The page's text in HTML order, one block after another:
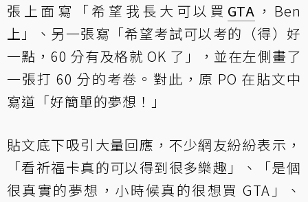
張上面寫「希望我長大可以買 GTA ，Ben
上」、另一張寫「希望考試可以考的（得）好
一點，60 分有及格就 OK 了」，並在左側畫了
一張打 60 分的考卷。對此，原 PO 在貼文中
寫道「好簡單的夢想！」
貼文底下吸引大量回應，不少網友紛紛表示，
「看祈福卡真的可以得到很多樂趣」、「是個
很真實的夢想，小時候真的很想買 GTA」、